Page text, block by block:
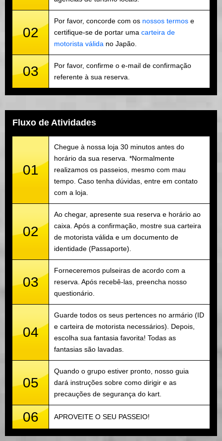
02
Por favor, concorde com os nossos termos e
certifique-se de portar uma carteira de
motorista válida no Japão.
03
Por favor, confirme o e-mail de confirmação
referente à sua reserva.
Fluxo de Atividades
01
Chegue à nossa loja 30 minutos antes do
horário da sua reserva. *Normalmente
realizamos os passeios, mesmo com mau
tempo. Caso tenha dúvidas, entre em contato
com a loja.
02
Ao chegar, apresente sua reserva e horário ao
caixa. Após a confirmação, mostre sua carteira
de motorista válida e um documento de
identidade (Passaporte).
03
Forneceremos pulseiras de acordo com a
reserva. Após recebê-las, preencha nosso
questionário.
04
Guarde todos os seus pertences no armário (ID
e carteira de motorista necessários). Depois,
escolha sua fantasia favorita! Todas as
fantasias são lavadas.
05
Quando o grupo estiver pronto, nosso guia
dará instruções sobre como dirigir e as
precauções de segurança do kart.
06 APROVEITE O SEU PASSEIO!